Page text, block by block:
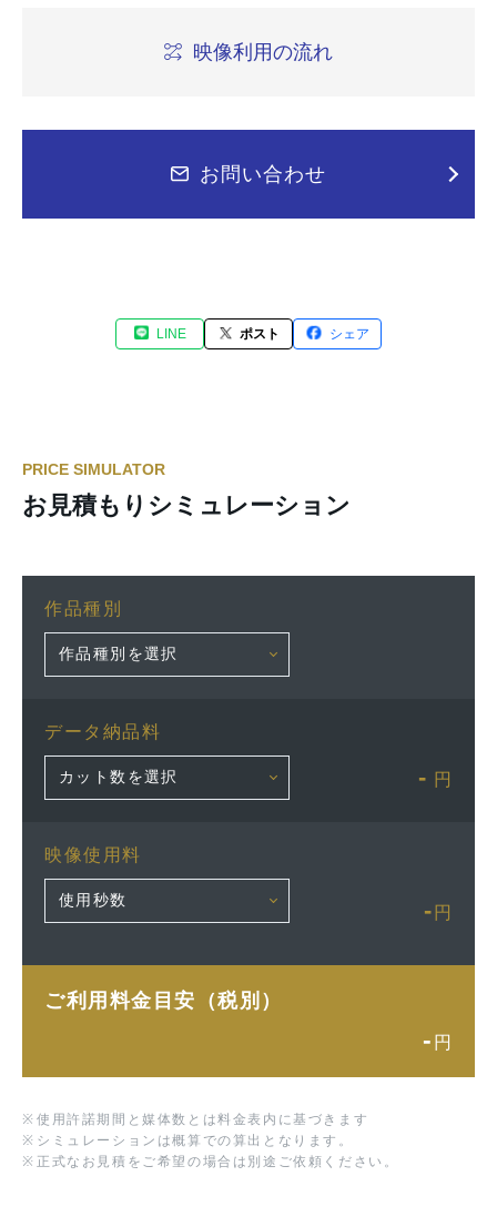
映像利用の流れ
お問い合わせ
LINE ポスト シェア
PRICE SIMULATOR
お見積もりシミュレーション
作品種別
データ納品料
- 円
映像使用料
- 円
ご利用料金目安（税別）
- 円
※ 使用許諾期間と媒体数とは料金表内に基づきます
※ シミュレーションは概算での算出となります。
※ 正式なお見積をご希望の場合は別途ご依頼ください。